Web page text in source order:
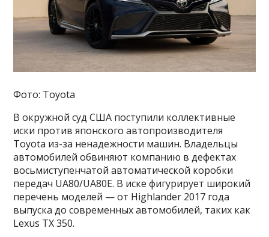
Фото: Toyota
В окружной суд США поступили коллективные
иски против японского автопроизводителя
Toyota из-за ненадежности машин. Владельцы
автомобилей обвиняют компанию в дефектах
восьмиступенчатой автоматической коробки
передач UA80/UA80E. В иске фигурирует широкий
перечень моделей — от Highlander 2017 года
выпуска до современных автомобилей, таких как
Lexus TX 350.